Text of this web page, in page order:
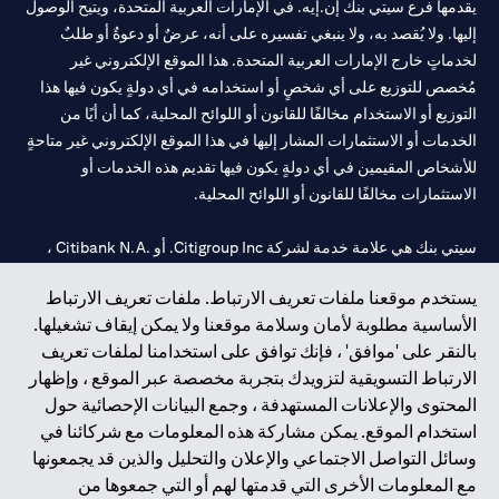
يستخدم موقعنا ملفات تعريف الارتباط. ملفات تعريف الارتباط
الأساسية مطلوبة لأمان وسلامة موقعنا ولا يمكن إيقاف تشغيلها.
بالنقر على 'موافق' ، فإنك توافق على استخدامنا لملفات تعريف
الارتباط التسويقية لتزويدك بتجربة مخصصة عبر الموقع ، وإظهار
المحتوى والإعلانات المستهدفة ، وجمع البيانات الإحصائية حول
استخدام الموقع. يمكن مشاركة هذه المعلومات مع شركائنا في
وسائل التواصل الاجتماعي والإعلان والتحليل والذين قد يجمعونها
مع المعلومات الأخرى التي قدمتها لهم أو التي جمعوها من
يقدمها فرع سيتي بنك إن.إيه. في الإمارات العربية المتحدة، ويتيح الوصول
إليها. ولا يُقصد به، ولا ينبغي تفسيره على أنه، عرضٌ أو دعوةٌ أو طلبٌ
لخدماتٍ خارج الإمارات العربية المتحدة. هذا الموقع الإلكتروني غير
مُخصص للتوزيع على أي شخصٍ أو استخدامه في أي دولةٍ يكون فيها هذا
التوزيع أو الاستخدام مخالفًا للقانون أو اللوائح المحلية، كما أن أيًا من
الخدمات أو الاستثمارات المشار إليها في هذا الموقع الإلكتروني غير متاحةٍ
للأشخاص المقيمين في أي دولةٍ يكون فيها تقديم هذه الخدمات أو
الاستثمارات مخالفًا للقانون أو اللوائح المحلية.
سيتي بنك هي علامة خدمة لشركة Citigroup Inc. أو .Citibank N.A ،
سيتي بنك إن. إيه. الإمارات مسجل لدى مصرف الإمارات المركزي تحت
أرقام التراخيص 202563 لفرع الوصل في دبي، 531989 لفرع مول
الإمارات في دبي، وCN-1002019لفرع أبوظبي. هاتف: 4000 311 04.
فرع سيتي بنك إن إيه - الإمارات العربية المتحدة مرخص من مصرف
الإمارات العربية المتحدة المركزي كفرع لبنك أجنبي.
سيتي بنك إن إيه الإمارات العربية المتحدة مرخص من هيئة الأوراق المالية
والسلع في الإمارات العربية المتحدة ("SCA") للقيام بالنشاط المالي لـ أ)